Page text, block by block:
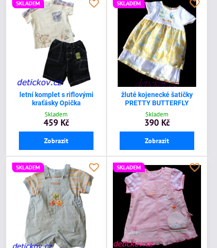
SKLADEM
letní komplet s riflovými
kraťásky Opička
Skladem
459 Kč
Zobrazit
SKLADEM
žluté kojenecké šatičky
PRETTY BUTTERFLY
Skladem
390 Kč
Zobrazit
SKLADEM SKLADEM